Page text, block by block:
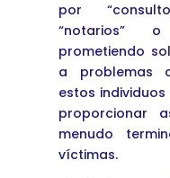
por
“notarios” o
prometiendo
a problemas
estos
proporcionar
menudo
víctimas.